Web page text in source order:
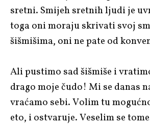
sretni. Smijeh sretnih ljudi je
toga oni moraju skrivati svoj
šišmišima, oni ne pate od
Ali pustimo sad šišmiše i
drago moje čudo! Mi se danas
vraćamo sebi. Volim tu
eto, i ostvaruje. Veselim se